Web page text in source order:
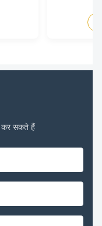
Type
TEAO
कर सकते हैं